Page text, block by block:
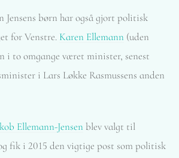
Jensens børn har også gjort politisk
for Venstre. Karen Ellemann (uden
i to omgange været minister, senest
i Lars Løkke Rasmussens anden
Ellemann-Jensen blev valgt til
fik i 2015 den vigtige post som politisk